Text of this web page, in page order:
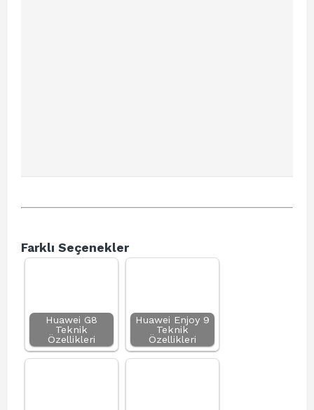
Farklı Seçenekler
Huawei G8
Teknik
Özellikleri
Huawei Enjoy 9
Teknik
Özellikleri